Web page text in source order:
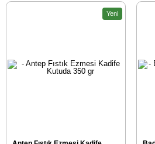
Yeni